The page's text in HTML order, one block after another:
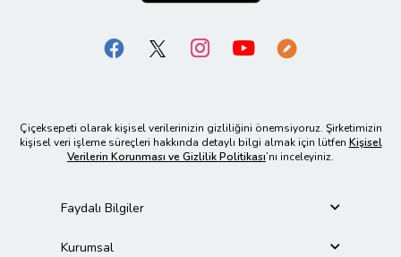
Çiçeksepeti olarak kişisel verilerinizin gizliliğini önemsiyoruz. Şirketimizin
kişisel veri işleme süreçleri hakkında detaylı bilgi almak için lütfen Kişisel
Verilerin Korunması ve Gizlilik Politikası’nı inceleyiniz.
Faydalı Bilgiler
Kurumsal